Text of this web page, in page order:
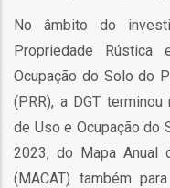
No âmbito do
Propriedade
Ocupação do Solo do
(PRR), a DGT
de Uso e Ocupação do
2023, do Mapa Anual
(MACAT) também